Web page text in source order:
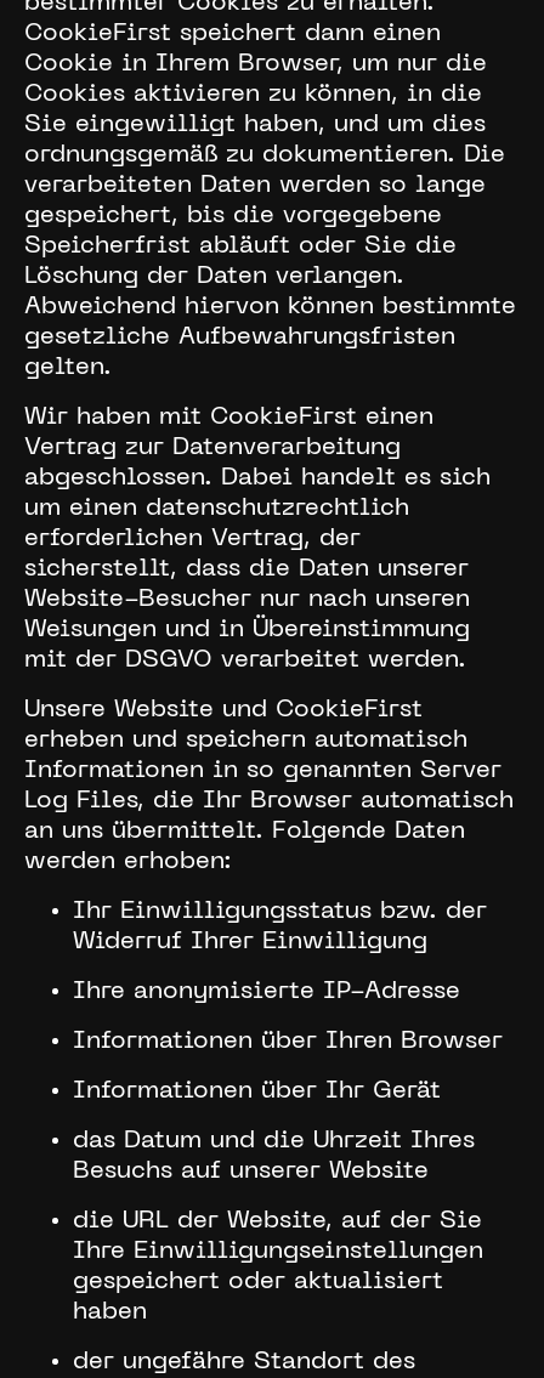
CookieFirst speichert dann einen
Cookie in Ihrem Browser, um nur die
Cookies aktivieren zu können, in die
Sie eingewilligt haben, und um dies
ordnungsgemäß zu dokumentieren. Die
verarbeiteten Daten werden so lange
gespeichert, bis die vorgegebene
Speicherfrist abläuft oder Sie die
Löschung der Daten verlangen.
Abweichend hiervon können bestimmte
gesetzliche Aufbewahrungsfristen
gelten.
Wir haben mit CookieFirst einen
Vertrag zur Datenverarbeitung
abgeschlossen. Dabei handelt es sich
um einen datenschutzrechtlich
erforderlichen Vertrag, der
sicherstellt, dass die Daten unserer
Website-Besucher nur nach unseren
Weisungen und in Übereinstimmung
mit der DSGVO verarbeitet werden.
Unsere Website und CookieFirst
erheben und speichern automatisch
Informationen in so genannten Server
Log Files, die Ihr Browser automatisch
an uns übermittelt. Folgende Daten
werden erhoben:
Ihr Einwilligungsstatus bzw. der
Widerruf Ihrer Einwilligung
Ihre anonymisierte IP-Adresse
Informationen über Ihren Browser
Informationen über Ihr Gerät
das Datum und die Uhrzeit Ihres
Besuchs auf unserer Website
die URL der Website, auf der Sie
Ihre Einwilligungseinstellungen
gespeichert oder aktualisiert
haben
der ungefähre Standort des